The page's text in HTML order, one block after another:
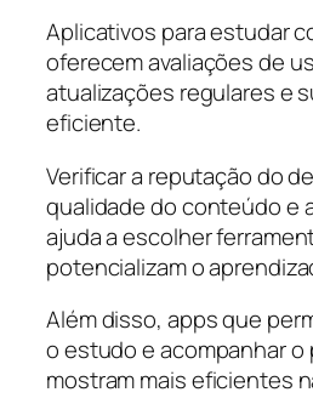
Aplicativos para estudar
oferecem avaliações de
atualizações regulares e
eficiente.
Verificar a reputação do
qualidade do conteúdo e
ajuda a escolher
potencializam o
Além disso, apps que
o estudo e acompanhar o
mostram mais eficientes